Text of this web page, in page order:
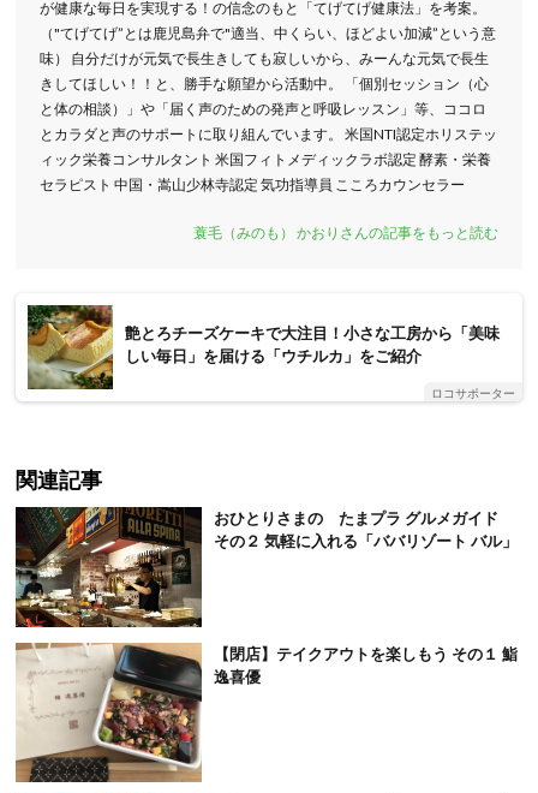
が健康な毎日を実現する！の信念のもと「てげてげ健康法」を考案。
（"てげてげ”とは鹿児島弁で"適当、中くらい、ほどよい加減”という意
味） 自分だけが元気で長生きしても寂しいから、みーんな元気で長生
きしてほしい！！と、勝手な願望から活動中。 「個別セッション（心
と体の相談）」や「届く声のための発声と呼吸レッスン」等、ココロ
とカラダと声のサポートに取り組んでいます。 米国NTI認定ホリステッ
ィック栄養コンサルタント 米国フィトメディックラボ認定 酵素・栄養
セラピスト 中国・嵩山少林寺認定 気功指導員 こころカウンセラー
蓑毛（みのも） かおりさんの記事をもっと読む
艶とろチーズケーキで大注目！小さな工房から「美味
しい毎日」を届ける「ウチルカ」をご紹介
ロコサポーター
関連記事
おひとりさまの たまプラ グルメガイド
その２ 気軽に入れる「ババリゾート バル」
【閉店】テイクアウトを楽しもう その１ 鮨
逸喜優